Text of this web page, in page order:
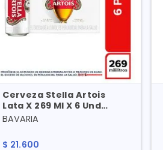
Cerveza Stella Artois
Lata X 269 Ml X 6 Und
Precio Especial
BAVARIA
$ 21.600